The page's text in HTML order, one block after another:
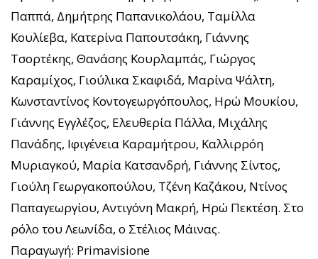
Παππά, Δημήτρης Παπανικολάου, Ταμίλλα
Κουλίεβα, Κατερίνα Παπουτσάκη, Γιάννης
Τσορτέκης, Θανάσης Κουρλαμπάς, Γιώργος
Καραμίχος, Γιούλικα Σκαφιδά, Μαρίνα Ψάλτη,
Κωνσταντίνος Κοντογεωργόπουλος, Ηρώ Μουκίου,
Γιάννης Εγγλέζος, Ελευθερία Πάλλα, Μιχάλης
Πανάδης, Ιφιγένεια Καραμήτρου, Καλλιρρόη
Μυριαγκού, Μαρία Κατσανδρή, Γιάννης Σίντος,
Γιούλη Γεωργακοπούλου, Τζένη Καζάκου, Ντίνος
Παπαγεωργίου, Αντιγόνη Μακρή, Ηρώ Πεκτέση. Στο
ρόλο του Λεωνίδα, ο Στέλιος Μάινας.
Παραγωγή: Primavisione